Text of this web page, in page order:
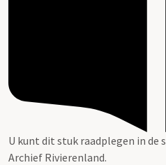
U kunt dit stuk raadplegen in de
Archief Rivierenland.